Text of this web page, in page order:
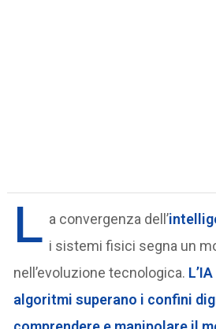
L a convergenza dell’
i sistemi fisici segna un
nell’evoluzione tecnologica. L’
algoritmi superano i confini